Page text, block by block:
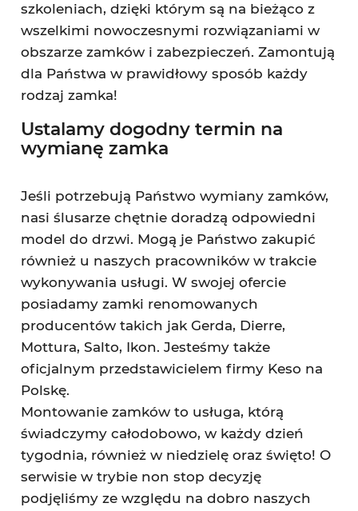
szkoleniach, dzięki którym są na bieżąco z
wszelkimi nowoczesnymi rozwiązaniami w
obszarze zamków i zabezpieczeń. Zamontują
dla Państwa w prawidłowy sposób każdy
rodzaj zamka!
Ustalamy dogodny termin na
wymianę zamka
Jeśli potrzebują Państwo wymiany zamków,
nasi ślusarze chętnie doradzą odpowiedni
model do drzwi. Mogą je Państwo zakupić
również u naszych pracowników w trakcie
wykonywania usługi. W swojej ofercie
posiadamy zamki renomowanych
producentów takich jak Gerda, Dierre,
Mottura, Salto, Ikon. Jesteśmy także
oficjalnym przedstawicielem firmy Keso na
Polskę.
Montowanie zamków to usługa, którą
świadczymy całodobowo, w każdy dzień
tygodnia, również w niedzielę oraz święto! O
serwisie w trybie non stop decyzję
podjęliśmy ze względu na dobro naszych